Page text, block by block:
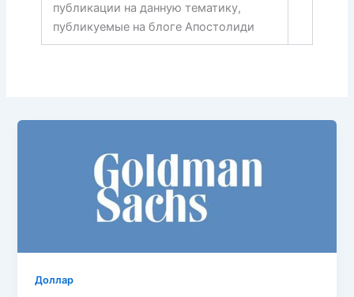
публикации на данную тематику,
публикуемые на блоге Апостолиди
Доллар